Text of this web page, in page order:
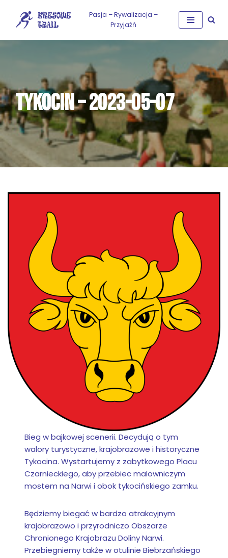
Przejdź
do
Pasja – Rywalizacja –
Przyjaźń
TYKOCIN – 2023-05-07
Bieg w bajkowej scenerii. Decydują o tym
walory turystyczne, krajobrazowe i historyczne
Tykocina. Wystartujemy z zabytkowego Placu
Czarnieckiego, aby przebiec malowniczym
mostem na Narwi i obok tykocińskiego zamku.
Będziemy biegać w bardzo atrakcyjnym
krajobrazowo i przyrodniczo Obszarze
Chronionego Krajobrazu Doliny Narwi.
Przebiegniemy także w otulinie Biebrzańskiego